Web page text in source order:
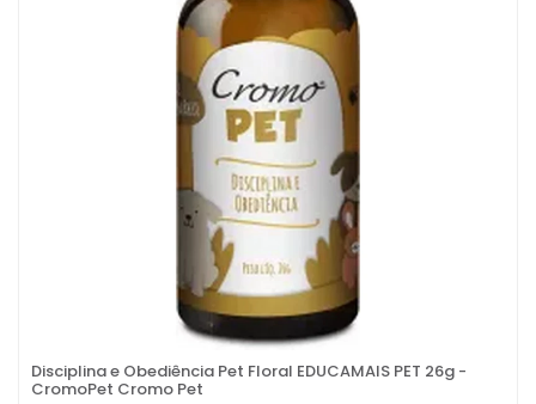
Disciplina e Obediência Pet Floral EDUCAMAIS PET 26g -
CromoPet Cromo Pet